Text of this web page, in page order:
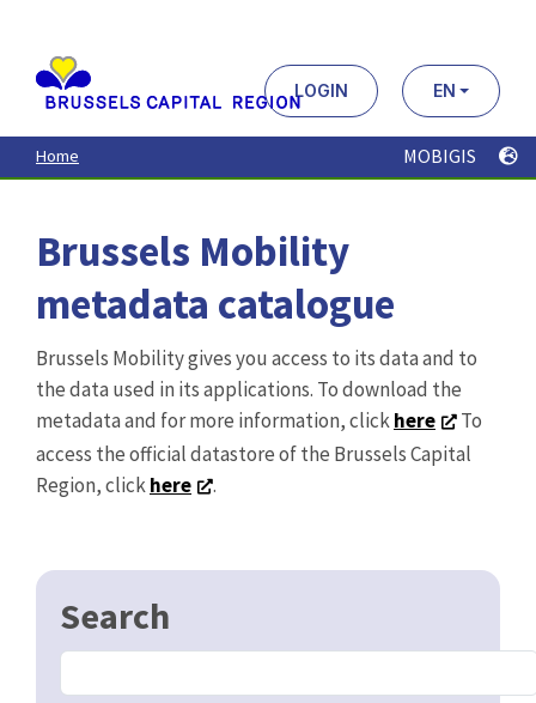
contenu
principal
LOGIN EN
Home MOBIGIS
Brussels Mobility
metadata catalogue
Brussels Mobility gives you access to its data and to
the data used in its applications. To download the
metadata and for more information, clickhere
To
access the official datastore of the Brussels Capital
Region, clickhere .
Search